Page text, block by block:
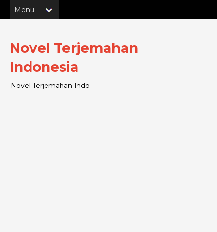
Novel Terjemahan
Indonesia
Novel Terjemahan Indo